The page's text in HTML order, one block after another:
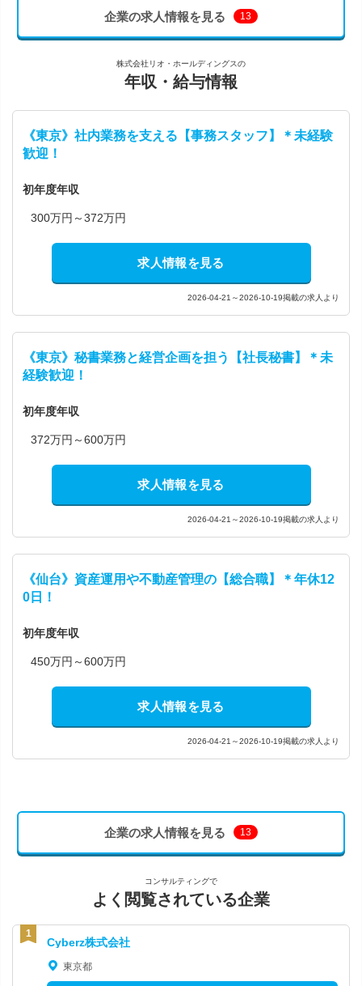
企業の求人情報を見る 13
株式会社リオ・ホールディングスの
年収・給与情報
《東京》社内業務を支える【事務スタッフ】＊未経験
歓迎！
初年度年収
300万円～372万円
求人情報を見る
2026-04-21～2026-10-19掲載の求人より
《東京》秘書業務と経営企画を担う【社長秘書】＊未
経験歓迎！
初年度年収
372万円～600万円
求人情報を見る
2026-04-21～2026-10-19掲載の求人より
《仙台》資産運用や不動産管理の【総合職】＊年休12
0日！
初年度年収
450万円～600万円
求人情報を見る
2026-04-21～2026-10-19掲載の求人より
企業の求人情報を見る 13
コンサルティングで
よく閲覧されている企業
Cyberz株式会社
東京都